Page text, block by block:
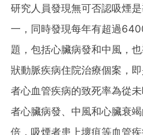
研究人員發現無可否認吸煙
一，同時發現每年有超過
題，包括心臟病發和中風，
狀動脈疾病住院治療個案，
者心血管疾病的致死率為從
者心臟病發、中風和心臟衰
倍，吸煙者患上壞疽等血管